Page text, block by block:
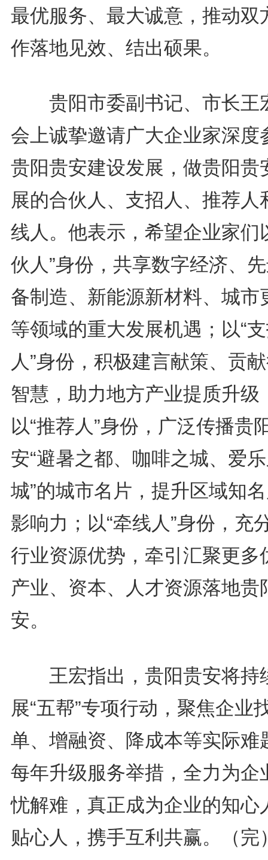
最优服务、最大诚意，推动双
作落地见效、结出硕果。
贵阳市委副书记、市长王
会上诚挚邀请广大企业家深度
贵阳贵安建设发展，做贵阳贵
展的合伙人、支招人、推荐人
线人。他表示，希望企业家们
伙人”身份，共享数字经济、
备制造、新能源新材料、城市
等领域的重大发展机遇；以“
人”身份，积极建言献策、贡
智慧，助力地方产业提质升级
以“推荐人”身份，广泛传播贵
安“避暑之都、咖啡之城、爱
城”的城市名片，提升区域知
影响力；以“牵线人”身份，充
行业资源优势，牵引汇聚更多
产业、资本、人才资源落地贵
安。
王宏指出，贵阳贵安将持
展“五帮”专项行动，聚焦企业
单、增融资、降成本等实际难
每年升级服务举措，全力为企
忧解难，真正成为企业的知心
贴心人，携手互利共赢。（完